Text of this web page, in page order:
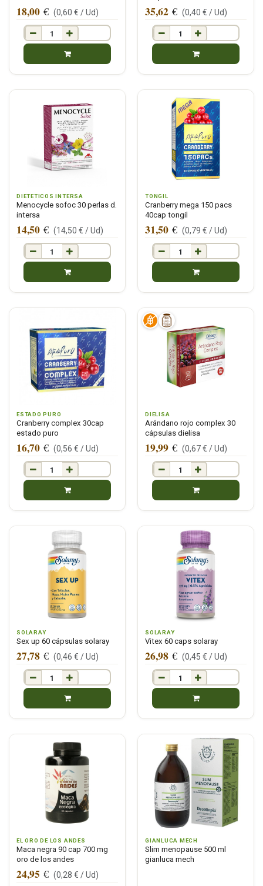
18,00 € (0,60 € /Ud) 35,62 € (0,40 € /Ud)
DIETETICOS INTERSA
Menocycle sofoc 30 perlas d.
intersa
14,50 € (14,50 € /Ud)
TONGIL
Cranberry mega 150 pacs
40cap tongil
31,50 € (0,79 € /Ud)
ESTADO PURO
Cranberry complex 30cap
estado puro
16,70 € (0,56 € /Ud)
DIELISA
Arándano rojo complex 30
cápsulas dielisa
19,99 € (0,67€ /Ud)
SOLARAY
Sex up 60 cápsulas solaray
27,78 € (0,46 € /Ud)
SOLARAY
Vitex 60 caps solaray
26,98 € (0,45 € /Ud)
EL ORO DE LOS ANDES
Maca negra 90 cap 700 mg
oro de los andes
24,95 € (0,28 € /Ud)
GIANLUCA MECH
Slim menopause 500 ml
gianluca mech